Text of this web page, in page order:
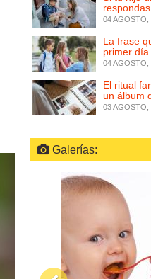
04 AGOSTO,
La frase
primer
04 AGOSTO,
El ritual
un álbum
03 AGOSTO,
Galerías: